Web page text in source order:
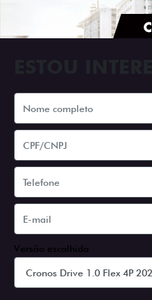
Versão escolhida